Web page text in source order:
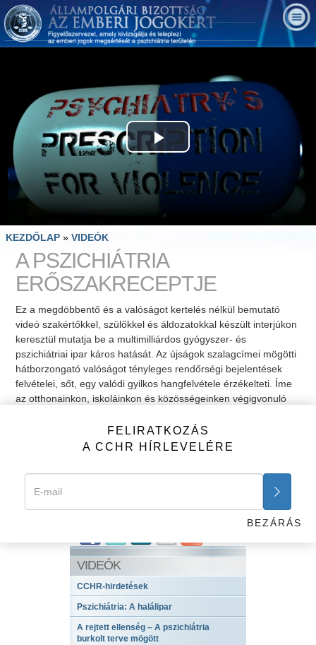
Play
Video
KEZDŐLAP » VIDEÓK
A PSZICHIÁTRIA
ERŐSZAKRECEPTJE
Ez a megdöbbentő és a valóságot kertelés nélkül bemutató
videó szakértőkkel, szülőkkel és áldozatokkal készült interjúkon
keresztül mutatja be a multimilliárdos gyógyszer- és
pszichiátriai ipar káros hatását. Az újságok szalagcímei mögötti
hátborzongató valóságot tényleges rendőrségi bejelentések
felvételei, sőt, egy valódi gyilkos hangfelvétele érzékelteti. Íme
az otthonainkon, iskoláinkon és közösségeinken végigvonuló
Előző
VIDEÓK
CCHR-hirdetések
Pszichiátria: A halálipar
A rejtett ellenség – A pszichiátria
burkolt terve mögött
FELIRATKOZÁS
A CCHR HÍRLEVELÉRE
BEZÁRÁS